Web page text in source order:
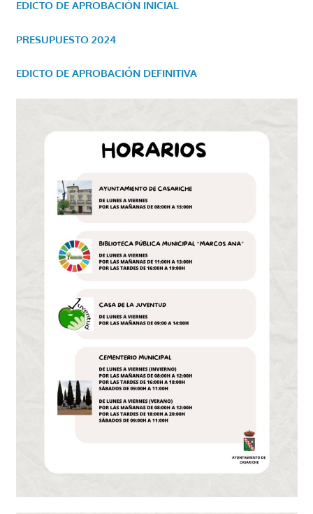
EDICTO DE APROBACIÓN INICIAL
PRESUPUESTO 2024
EDICTO DE APROBACIÓN DEFINITIVA